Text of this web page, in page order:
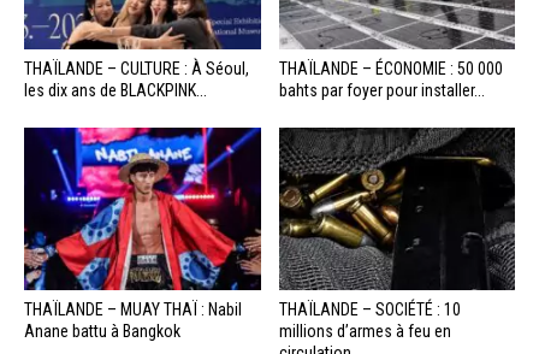
THAÏLANDE – CULTURE : À Séoul,
les dix ans de BLACKPINK...
THAÏLANDE – ÉCONOMIE : 50 000
bahts par foyer pour installer...
THAÏLANDE – MUAY THAÏ : Nabil
Anane battu à Bangkok
THAÏLANDE – SOCIÉTÉ : 10
millions d’armes à feu en